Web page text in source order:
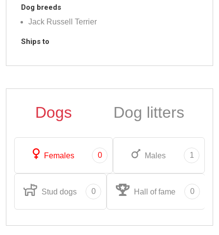
Dog breeds
Jack Russell Terrier
Ships to
Dogs Dog litters
Females 0 Males 1
Stud dogs 0 Hall of fame 0